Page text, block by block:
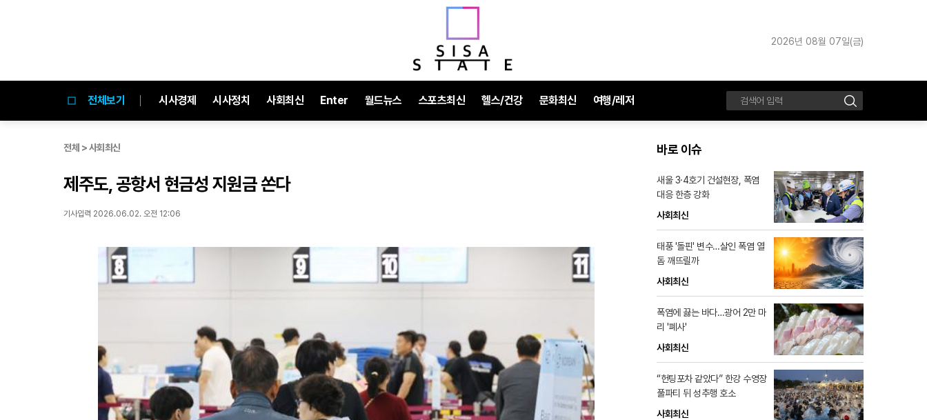
검
색
2026년 08월 07일(금)
전체보기 시사경제 시사정치 사회최신 Enter 월드뉴스 스포츠최신 헬스/건강 문화최신 여행/레저
전체 > 사회최신
제주도, 공항서 현금성 지원금 쏜다
기사입력 2026.06.02. 오전 12:06
바로 이슈
새울 3·4호기 건설현장, 폭염
대응 한층 강화
사회최신
태풍 '돌핀' 변수…살인 폭염 열
돔 깨뜨릴까
사회최신
폭염에 끓는 바다…광어 2만 마
리 '폐사'
사회최신
“헌팅포차 같았다” 한강 수영장
풀파티 뒤 성추행 호소
사회최신